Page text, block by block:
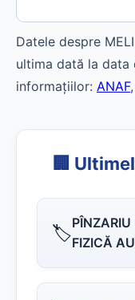
Datele despre
ultima dată la data
informațiilor: ANAF,
🏢
🏷️FIZICĂ